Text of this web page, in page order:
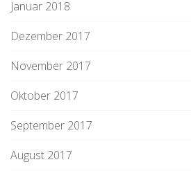
Januar 2018
Dezember 2017
November 2017
Oktober 2017
September 2017
August 2017